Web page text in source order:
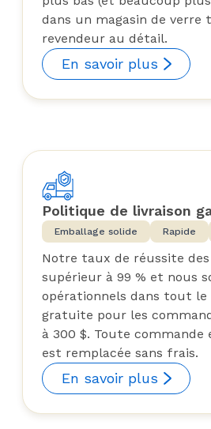
dans un magasin de verre
revendeur au détail.
En savoir plus
Politique de livraison
Emballage solide Rapide
Notre taux de réussite
supérieur à 99 % et nous
opérationnels dans tout le
gratuite pour les
à 300 $. Toute commande
est remplacée sans frais.
En savoir plus